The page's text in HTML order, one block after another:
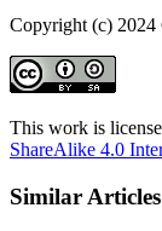
Copyright (c) 2024
This work is
ShareAlike 4.0
Similar Articles